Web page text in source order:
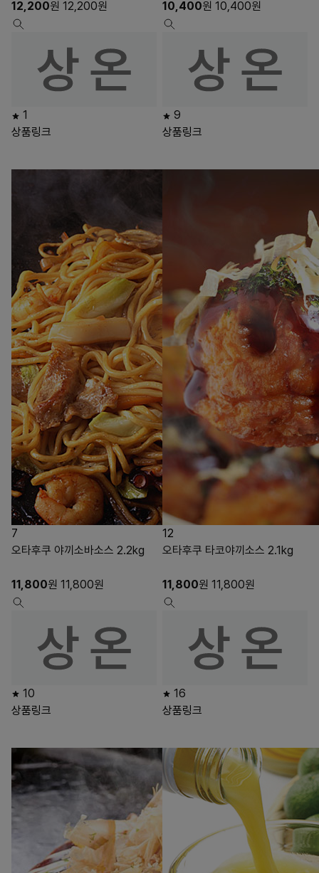
12,200원 12,200원
1
상품링크
10,400원 10,400원
9
상품링크
7
오타후쿠 야끼소바소스 2.2kg
11,800원 11,800원
10
상품링크
12
오타후쿠 타코야끼소스 2.1kg
11,800원 11,800원
16
상품링크